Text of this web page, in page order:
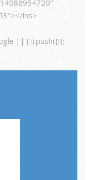
ins>
|| []).push({});